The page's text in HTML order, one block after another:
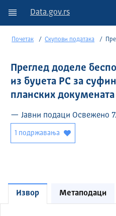
Data.gov.rs
Почетак Скупови података
Преглед доделе
из буџета РС за
планских докумената
— Јавни подаци Освежено 7.
1 подржавања
Извор Метаподаци